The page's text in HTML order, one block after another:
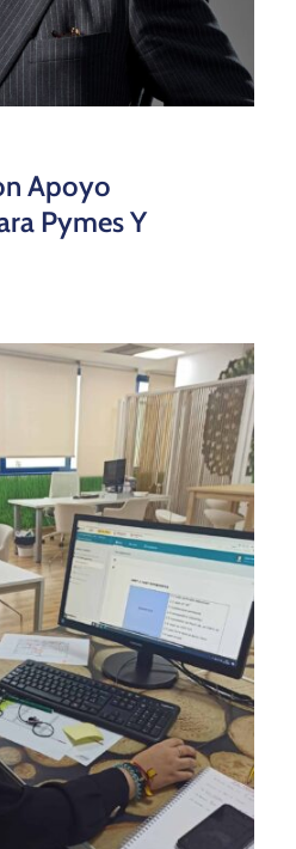
Apoyo
Pymes Y